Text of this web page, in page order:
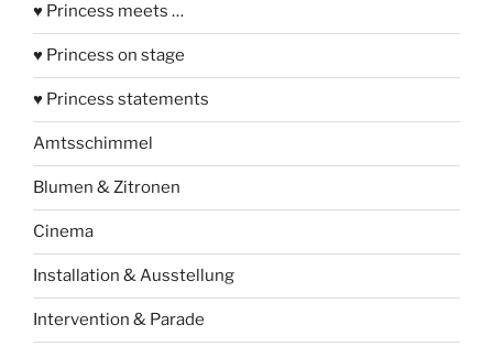
♥ Princess meets …
♥ Princess on stage
♥ Princess statements
Amtsschimmel
Blumen & Zitronen
Cinema
Installation & Ausstellung
Intervention & Parade